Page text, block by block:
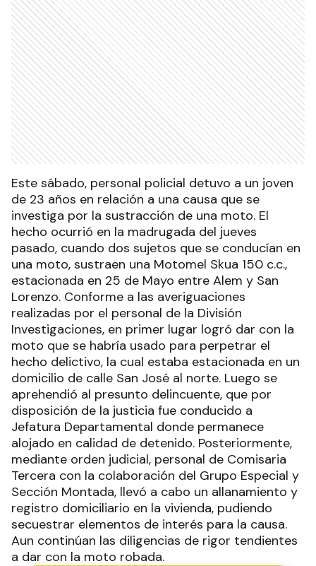
Este sábado, personal policial detuvo a un joven
de 23 años en relación a una causa que se
investiga por la sustracción de una moto. El
hecho ocurrió en la madrugada del jueves
pasado, cuando dos sujetos que se conducían en
una moto, sustraen una Motomel Skua 150 c.c.,
estacionada en 25 de Mayo entre Alem y San
Lorenzo. Conforme a las averiguaciones
realizadas por el personal de la División
Investigaciones, en primer lugar logró dar con la
moto que se habría usado para perpetrar el
hecho delictivo, la cual estaba estacionada en un
domicilio de calle San José al norte. Luego se
aprehendió al presunto delincuente, que por
disposición de la justicia fue conducido a
Jefatura Departamental donde permanece
alojado en calidad de detenido. Posteriormente,
mediante orden judicial, personal de Comisaria
Tercera con la colaboración del Grupo Especial y
Sección Montada, llevó a cabo un allanamiento y
registro domiciliario en la vivienda, pudiendo
secuestrar elementos de interés para la causa.
Aun continúan las diligencias de rigor tendientes
a dar con la moto robada.